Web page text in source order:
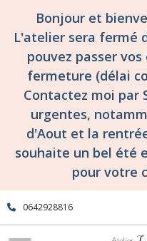
Bonjour et
L'atelier sera fermé
pouvez passer
fermeture (délai
Contactez moi par
urgentes,
d'Aout et la
souhaite un bel été
pour votre
0642928816